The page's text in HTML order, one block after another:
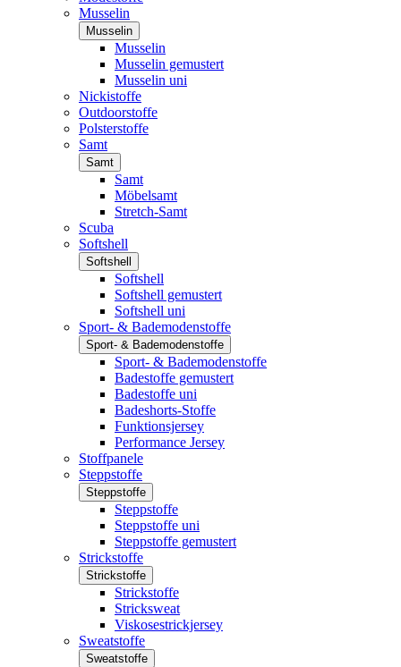
Musselin
Musselin
Musselin
Musselin gemustert
Musselin uni
Nickistoffe
Outdoorstoffe
Polsterstoffe
Samt
Samt
Samt
Möbelsamt
Stretch-Samt
Scuba
Softshell
Softshell
Softshell
Softshell gemustert
Softshell uni
Sport- & Bademodenstoffe
Sport- & Bademodenstoffe
Sport- & Bademodenstoffe
Badestoffe gemustert
Badestoffe uni
Badeshorts-Stoffe
Funktionsjersey
Performance Jersey
Stoffpanele
Steppstoffe
Steppstoffe
Steppstoffe
Steppstoffe uni
Steppstoffe gemustert
Strickstoffe
Strickstoffe
Strickstoffe
Stricksweat
Viskosestrickjersey
Sweatstoffe
Sweatstoffe